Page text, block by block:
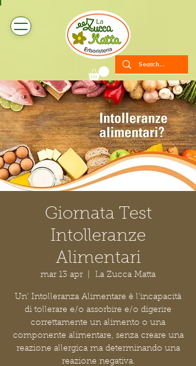
Giornata Test
Intolleranze
Alimentari
mar 13 apr La Zucca Matta
Un' Intolleranza Alimentare è l'incapacità
di tollerare e/o assorbire e/o digerire
correttamente un alimento o una
componente alimentare, senza creare una
reazione allergica ma determinando una
reazione negativa.